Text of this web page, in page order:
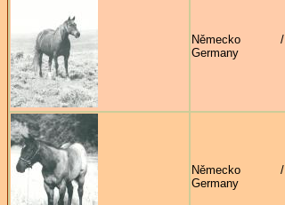
Německo /
Germany
Německo /
Germany